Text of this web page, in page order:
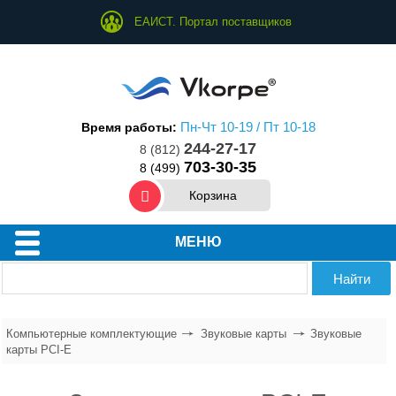
ЕАИСТ. Портал поставщиков
Время работы: Пн-Чт 10-19 / Пт 10-18
8 (812) 244-27-17
8 (499) 703-30-35
Корзина
МЕНЮ
Компьютерные комплектующие Звуковые карты
Звуковые
карты PCI-E
Материнские платы
Жесткие диски и SSD